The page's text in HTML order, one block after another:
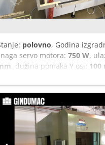
polovno, Godina
servo motora: 750 W,
, dužina pomaka Y osi: 100